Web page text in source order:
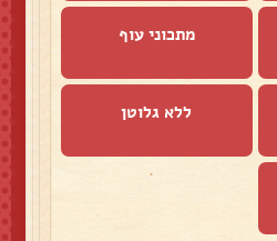
מתכוני עוף
ללא גלוטן